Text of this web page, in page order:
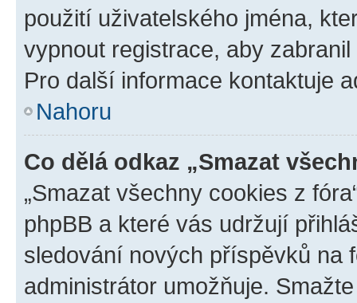
použití uživatelského jména,
vypnout registrace, aby
Pro další informace kontaktuje
Nahoru
Co dělá odkaz „Smazat
„Smazat všechny cookies z
phpBB a které vás udržují
sledování nových příspěvků na
administrátor umožňuje.